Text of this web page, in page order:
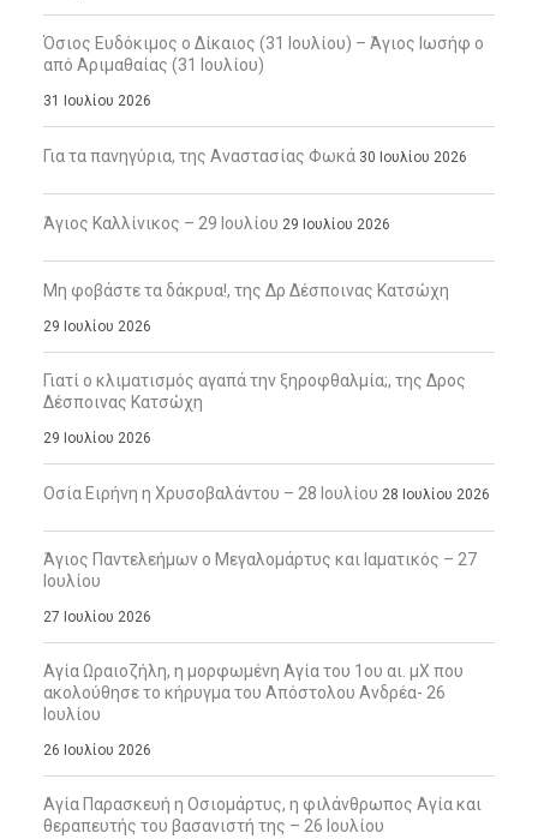
Όσιος Ευδόκιμος ο Δίκαιος (31 Ιουλίου) – Άγιος Ιωσήφ ο
από Αριμαθαίας (31 Ιουλίου)
31 Ιουλίου 2026
Για τα πανηγύρια, της Αναστασίας Φωκά 30 Ιουλίου 2026
Άγιος Καλλίνικος – 29 Ιουλίου 29 Ιουλίου 2026
Μη φοβάστε τα δάκρυα!, της Δρ Δέσποινας Κατσώχη
29 Ιουλίου 2026
Γιατί ο κλιματισμός αγαπά την ξηροφθαλμία;, της Δρος
Δέσποινας Κατσώχη
29 Ιουλίου 2026
Οσία Ειρήνη η Χρυσοβαλάντου – 28 Ιουλίου 28 Ιουλίου 2026
Άγιος Παντελεήμων ο Μεγαλομάρτυς και Ιαματικός – 27
Ιουλίου
27 Ιουλίου 2026
Αγία Ωραιοζήλη, η μορφωμένη Αγία του 1ου αι. μΧ που
ακολούθησε το κήρυγμα του Απόστολου Ανδρέα- 26
Ιουλίου
26 Ιουλίου 2026
Αγία Παρασκευή η Οσιομάρτυς, η φιλάνθρωπος Αγία και
θεραπευτής του βασανιστή της – 26 Ιουλίου